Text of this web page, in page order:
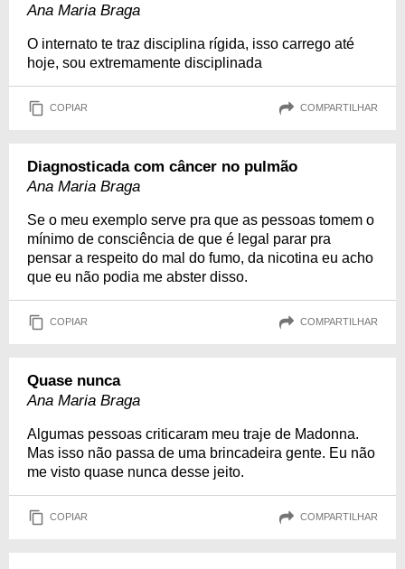
Ana Maria Braga
O internato te traz disciplina rígida, isso carrego até
hoje, sou extremamente disciplinada
COPIAR COMPARTILHAR
Diagnosticada com câncer no pulmão
Ana Maria Braga
Se o meu exemplo serve pra que as pessoas tomem o
mínimo de consciência de que é legal parar pra
pensar a respeito do mal do fumo, da nicotina eu acho
que eu não podia me abster disso.
COPIAR COMPARTILHAR
Quase nunca
Ana Maria Braga
Algumas pessoas criticaram meu traje de Madonna.
Mas isso não passa de uma brincadeira gente. Eu não
me visto quase nunca desse jeito.
COPIAR COMPARTILHAR